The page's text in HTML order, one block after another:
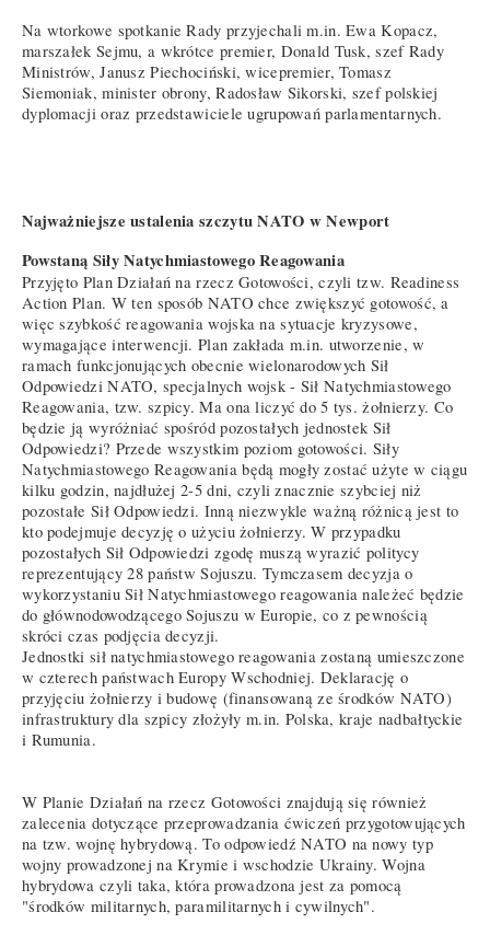
Na wtorkowe spotkanie Rady przyjechali m.in. Ewa Kopacz,
marszałek Sejmu, a wkrótce premier, Donald Tusk, szef Rady
Ministrów, Janusz Piechociński, wicepremier, Tomasz
Siemoniak, minister obrony, Radosław Sikorski, szef polskiej
dyplomacji oraz przedstawiciele ugrupowań parlamentarnych.
Najważniejsze ustalenia szczytu NATO w Newport
Powstaną Siły Natychmiastowego Reagowania
Przyjęto Plan Działań na rzecz Gotowości, czyli tzw. Readiness
Action Plan. W ten sposób NATO chce zwiększyć gotowość, a
więc szybkość reagowania wojska na sytuacje kryzysowe,
wymagające interwencji. Plan zakłada m.in. utworzenie, w
ramach funkcjonujących obecnie wielonarodowych Sił
Odpowiedzi NATO, specjalnych wojsk - Sił Natychmiastowego
Reagowania, tzw. szpicy. Ma ona liczyć do 5 tys. żołnierzy. Co
będzie ją wyróżniać spośród pozostałych jednostek Sił
Odpowiedzi? Przede wszystkim poziom gotowości. Siły
Natychmiastowego Reagowania będą mogły zostać użyte w ciągu
kilku godzin, najdłużej 2-5 dni, czyli znacznie szybciej niż
pozostałe Sił Odpowiedzi. Inną niezwykle ważną różnicą jest to
kto podejmuje decyzję o użyciu żołnierzy. W przypadku
pozostałych Sił Odpowiedzi zgodę muszą wyrazić politycy
reprezentujący 28 państw Sojuszu. Tymczasem decyzja o
wykorzystaniu Sił Natychmiastowego reagowania należeć będzie
do głównodowodzącego Sojuszu w Europie, co z pewnością
skróci czas podjęcia decyzji.
Jednostki sił natychmiastowego reagowania zostaną umieszczone
w czterech państwach Europy Wschodniej. Deklarację o
przyjęciu żołnierzy i budowę (finansowaną ze środków NATO)
infrastruktury dla szpicy złożyły m.in. Polska, kraje nadbałtyckie
i Rumunia.
W Planie Działań na rzecz Gotowości znajdują się również
zalecenia dotyczące przeprowadzania ćwiczeń przygotowujących
na tzw. wojnę hybrydową. To odpowiedź NATO na nowy typ
wojny prowadzonej na Krymie i wschodzie Ukrainy. Wojna
hybrydowa czyli taka, która prowadzona jest za pomocą
"środków militarnych, paramilitarnych i cywilnych".